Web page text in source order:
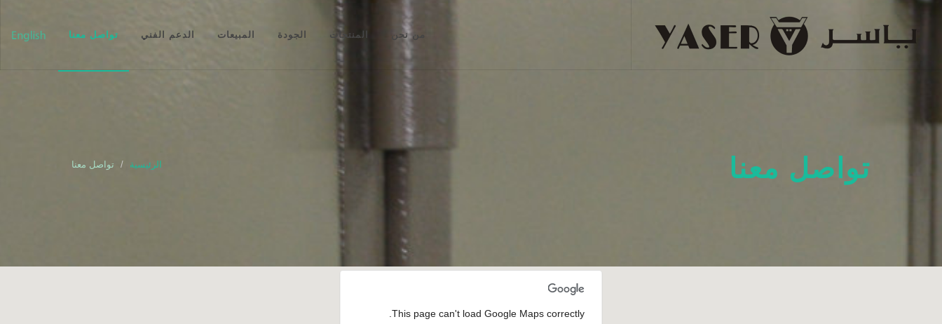
من نحن المنتجات الجودة المبيعات الدعم الفني تواصل معنا
تواصل معنا الرئيسية تواصل معنا
This page can't load Google Maps correctly.